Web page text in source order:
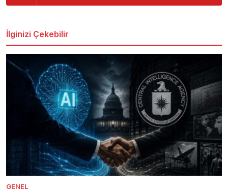
İlginizi Çekebilir
GENEL